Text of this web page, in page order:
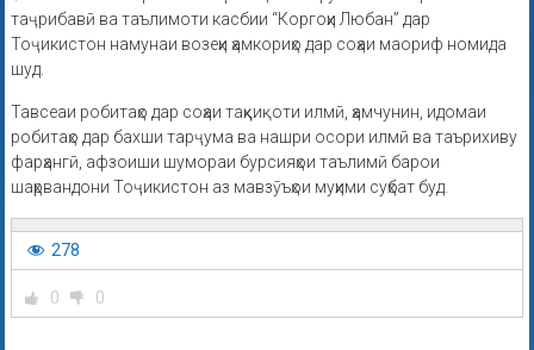
таҷрибавӣ ва таълимоти касбии “Коргоҳи Любан” дар
Тоҷикистон намунаи возеҳи ҳамкориҳо дар соҳаи маориф номида
шуд.
Тавсеаи робитаҳо дар соҳаи таҳқиқоти илмӣ, ҳамчунин, идомаи
робитаҳо дар бахши тарҷума ва нашри осори илмӣ ва таърихиву
фарҳангӣ, афзоиши шумораи бурсияҳои таълимӣ барои
шаҳрвандони Тоҷикистон аз мавзӯъҳои муҳими суҳбат буд.
278
0 0